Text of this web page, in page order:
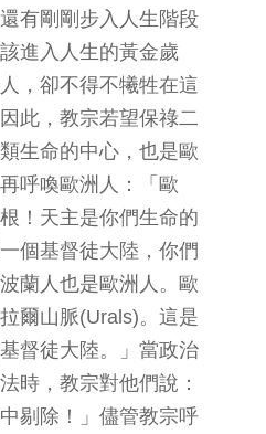
有剛剛步入人生階段
進入人生的黃金歲
，卻不得不犧牲在這
此，教宗若望保祿二
生命的中心，也是歐
呼喚歐洲人：「歐
！天主是你們生命的
個基督徒大陸，你們
蘭人也是歐洲人。歐
爾山脈(Urals)。這是
督徒大陸。」當政治
時，教宗對他們說：
剔除！」儘管教宗呼